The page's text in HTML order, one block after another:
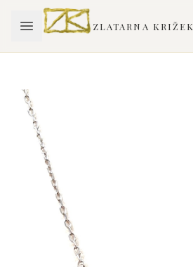
ZLATARNA KRIŽEK